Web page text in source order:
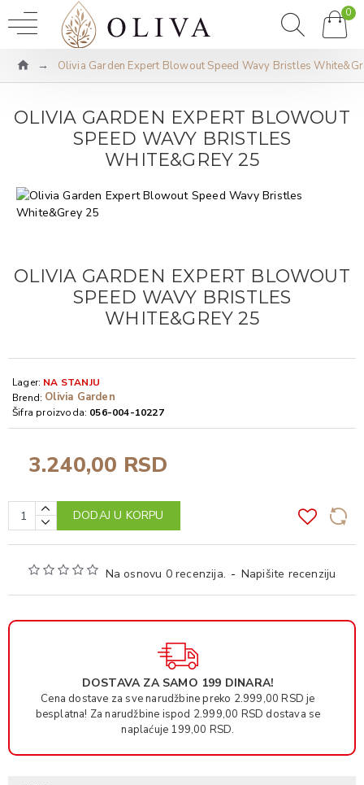
0
Olivia Garden Expert Blowout Speed Wavy Bristles
OLIVIA GARDEN EXPERT BLOWOUT
SPEED WAVY BRISTLES
WHITE&GREY 25
OLIVIA GARDEN EXPERT BLOWOUT
SPEED WAVY BRISTLES
WHITE&GREY 25
Na osnovu 0 recenzija. - Napišite recenziju
3.240,00 RSD
Lager: NA STANJU
Brend: Olivia Garden
Šifra proizvoda: 056-004-10227
DODAJ U KORPU
DOSTAVA ZA SAMO 199 DINARA!
Cena dostave za sve narudžbine preko 2.999,00 RSD je
besplatna! Za narudžbine ispod 2.999,00 RSD dostava se
naplaćuje 199,00 RSD.